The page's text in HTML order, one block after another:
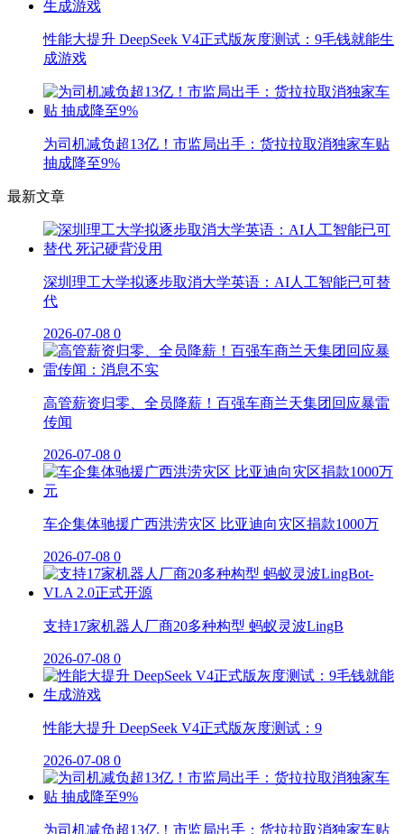
性能大提升 DeepSeek V4正式版灰度测试：9毛钱就能生
成游戏
为司机减负超13亿！市监局出手：货拉拉取消独家车贴
抽成降至9%
最新文章
深圳理工大学拟逐步取消大学英语：AI人工智能已可替
代
2026-07-08 0
高管薪资归零、全员降薪！百强车商兰天集团回应暴雷
传闻
2026-07-08 0
车企集体驰援广西洪涝灾区 比亚迪向灾区捐款1000万
2026-07-08 0
支持17家机器人厂商20多种构型 蚂蚁灵波LingB
2026-07-08 0
性能大提升 DeepSeek V4正式版灰度测试：9
2026-07-08 0
为司机减负超13亿！市监局出手：货拉拉取消独家车贴